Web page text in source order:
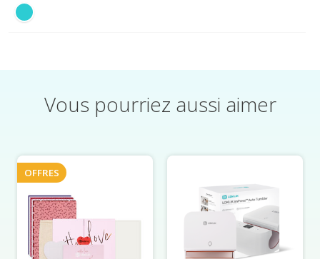
Vous pourriez aussi aimer
OFFRES